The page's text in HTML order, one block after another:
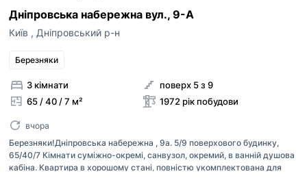
Дніпровська набережна вул., 9-А
Київ , Дніпровський р-н
Березняки
3 кімнати
65 / 40 / 7 м²
поверх 5 з 9
1972 рік побудови
вчора
Березняки!Дніпровська набережна , 9а. 5/9 поверхового будинку,
65/40/7 Кімнати суміжно-окремі, санвузол, окремий, в ванній душова
кабіна. Квартира в хорошому стані, повністю укомплектована для